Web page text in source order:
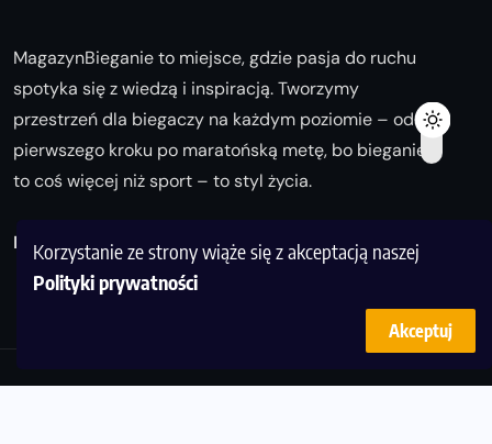
Korzystanie ze strony wiąże się z akceptacją naszej
Polityki prywatności
Akceptuj
MagazynBieganie to miejsce, gdzie pasja do ruchu
spotyka się z wiedzą i inspiracją. Tworzymy
przestrzeń dla biegaczy na każdym poziomie – od
pierwszego kroku po maratońską metę, bo bieganie
to coś więcej niż sport – to styl życia.
Biegaj z nami i odkrywaj swoją najlepszą wersję!